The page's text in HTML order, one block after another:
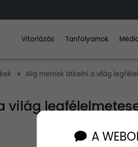
Vitorlázás Tanfolyamok
Alig mernek átkelni a világ
világ
A